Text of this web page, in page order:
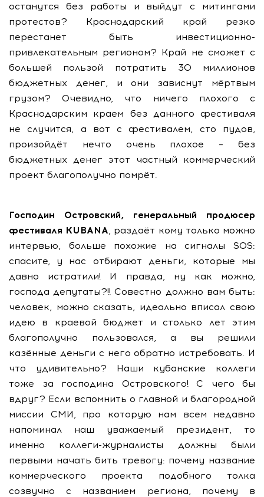
останутся без работы и выйдут с митингами
протестов? Краснодарский край резко
перестанет быть инвестиционно-
привлекательным регионом? Край не сможет с
большей пользой потратить 30 миллионов
бюджетных денег, и они зависнут мёртвым
грузом? Очевидно, что ничего плохого с
Краснодарским краем без данного фестиваля
не случится, а вот с фестивалем, сто пудов,
произойдёт нечто очень плохое – без
бюджетных денег этот частный коммерческий
проект благополучно помрёт.
Господин Островский, генеральный продюсер
фестиваля KUBANA, раздаёт кому только можно
интервью, больше похожие на сигналы SOS:
спасите, у нас отбирают деньги, которые мы
давно истратили! И правда, ну как можно,
господа депутаты?!! Совестно должно вам быть:
человек, можно сказать, идеально вписал свою
идею в краевой бюджет и столько лет этим
благополучно пользовался, а вы решили
казённые деньги с него обратно истребовать. И
что удивительно? Наши кубанские коллеги
тоже за господина Островского! С чего бы
вдруг? Если вспомнить о главной и благородной
миссии СМИ, про которую нам всем недавно
напоминал наш уважаемый президент, то
именно коллеги-журналисты должны были
первыми начать бить тревогу: почему название
коммерческого проекта подобного толка
созвучно с названием региона, почему в